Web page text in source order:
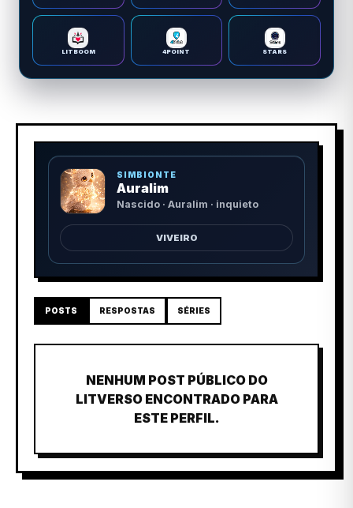
LITBOOM 4POINT STARS
SIMBIONTE
Auralim
Nascido · Auralim · inquieto
VIVEIRO
POSTS RESPOSTAS SÉRIES
NENHUM POST PÚBLICO DO
LITVERSO ENCONTRADO PARA
ESTE PERFIL.